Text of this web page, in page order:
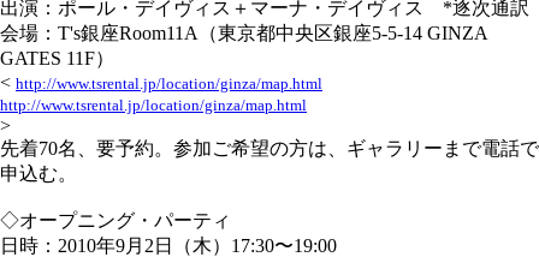
出演：ポール・デイヴィス＋マーナ・デイヴィス *逐次通訳
会場：T's銀座Room11A（東京都中央区銀座5-5-14 GINZA
GATES 11F）
< http://www.tsrental.jp/location/ginza/map.html
http://www.tsrental.jp/location/ginza/map.html
>
先着70名、要予約。参加ご希望の方は、ギャラリーまで電話で
申込む。
◇オープニング・パーティ
日時：2010年9月2日（木）17:30〜19:00